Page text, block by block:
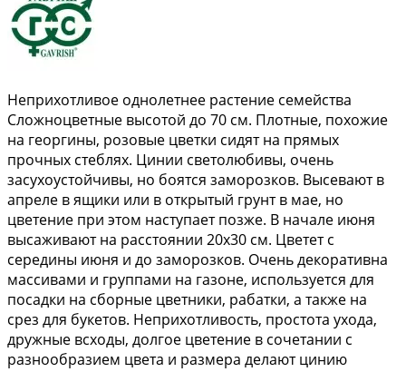
Неприхотливое однолетнее растение семейства
Сложноцветные высотой до 70 см. Плотные, похожие
на георгины, розовые цветки сидят на прямых
прочных стеблях. Цинии светолюбивы, очень
засухоустойчивы, но боятся заморозков. Высевают в
апреле в ящики или в открытый грунт в мае, но
цветение при этом наступает позже. В начале июня
высаживают на расстоянии 20х30 см. Цветет с
середины июня и до заморозков. Очень декоративна
массивами и группами на газоне, используется для
посадки на сборные цветники, рабатки, а также на
срез для букетов. Неприхотливость, простота ухода,
дружные всходы, долгое цветение в сочетании с
разнообразием цвета и размера делают цинию